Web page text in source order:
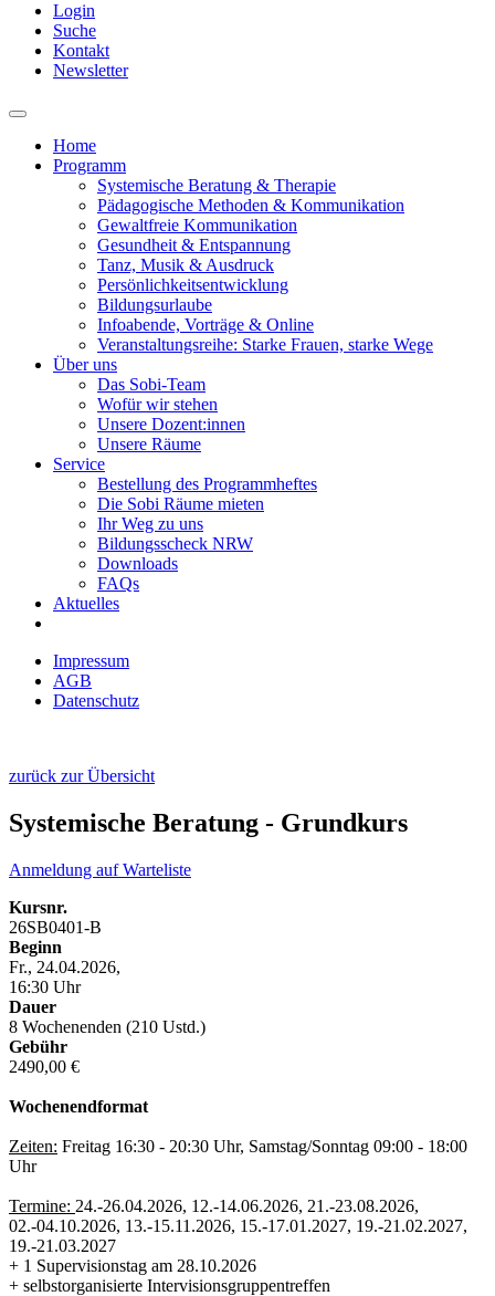
Login
Suche
Kontakt
Newsletter
Home
Programm
Systemische Beratung & Therapie
Pädagogische Methoden & Kommunikation
Gewaltfreie Kommunikation
Gesundheit & Entspannung
Tanz, Musik & Ausdruck
Persönlichkeitsentwicklung
Bildungsurlaube
Infoabende, Vorträge & Online
Veranstaltungsreihe: Starke Frauen, starke Wege
Über uns
Das Sobi-Team
Wofür wir stehen
Unsere Dozent:innen
Unsere Räume
Service
Bestellung des Programmheftes
Die Sobi Räume mieten
Ihr Weg zu uns
Bildungsscheck NRW
Downloads
FAQs
Aktuelles
Impressum
AGB
Datenschutz
zurück zur Übersicht
Systemische Beratung - Grundkurs
Anmeldung auf Warteliste
Kursnr.
26SB0401-B
Beginn
Fr., 24.04.2026,
16:30 Uhr
Dauer
8 Wochenenden (210 Ustd.)
Gebühr
2490,00 €
Wochenendformat
Zeiten: Freitag 16:30 - 20:30 Uhr, Samstag/Sonntag 09:00 - 18:00
Uhr
Termine: 24.-26.04.2026, 12.-14.06.2026, 21.-23.08.2026,
02.-04.10.2026, 13.-15.11.2026, 15.-17.01.2027, 19.-21.02.2027,
19.-21.03.2027
+ 1 Supervisionstag am 28.10.2026
+ selbstorganisierte Intervisionsgruppentreffen